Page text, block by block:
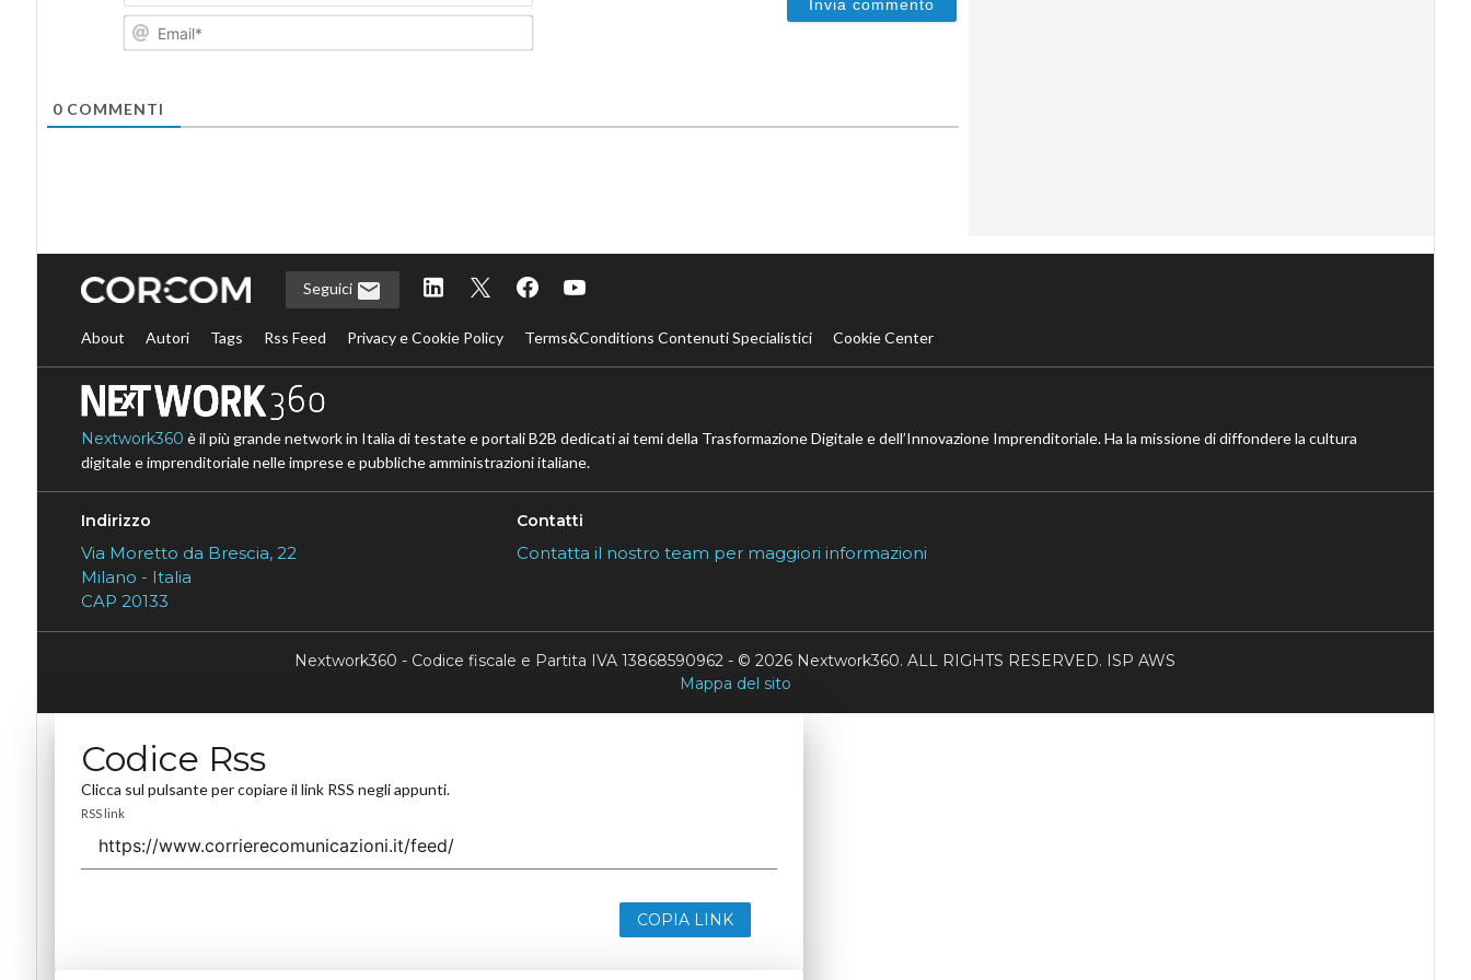
Email*
0COMMENTI
Seguici
About Autori Tags Rss Feed Privacy e Cookie Policy Terms&Conditions Contenuti Specialistici Cookie Center
Nextwork360 è il più grande network in Italia di testate e portali B2B dedicati ai temi della Trasformazione Digitale e dell’Innovazione Imprenditoriale. Ha la missione di diffondere la cultura
digitale e imprenditoriale nelle imprese e pubbliche amministrazioni italiane.
Indirizzo
Via Moretto da Brescia, 22
Milano - Italia
CAP 20133
Contatti
Contatta il nostro team per maggiori informazioni
Nextwork360 - Codice fiscale e Partita IVA 13868590962 - © 2026 Nextwork360. ALL RIGHTS RESERVED. ISP AWS
Mappa del sito
Codice Rss
Clicca sul pulsante per copiare il link RSS negli appunti.
RSS link
COPIA LINK